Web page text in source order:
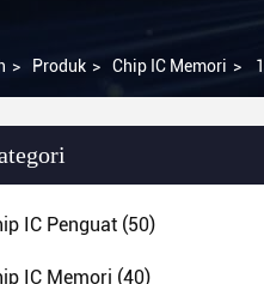
> Produk > Chip IC Memori >
IC Penguat (50)
IC Memori (40)